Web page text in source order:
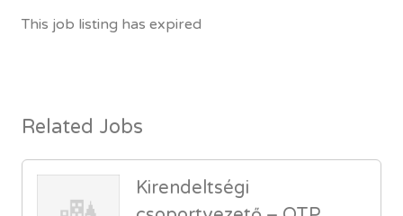
This job listing has expired
Related Jobs
Kirendeltségi